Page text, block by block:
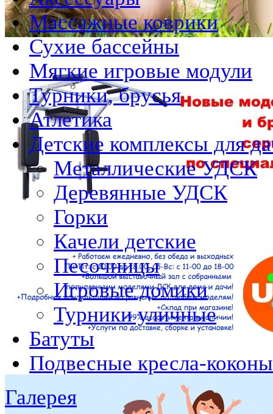
Массажные коврики
Сухие бассейны
Мягкие игровые модули
Турники, брусья
Атлетика
Детские комплексы для
Металлические УДСК
Деревянные УДСК
Горки
Качели детские
Песочницы
Игровые домики
Турники уличные
Батуты
Подвесные кресла-коконы
Галерея